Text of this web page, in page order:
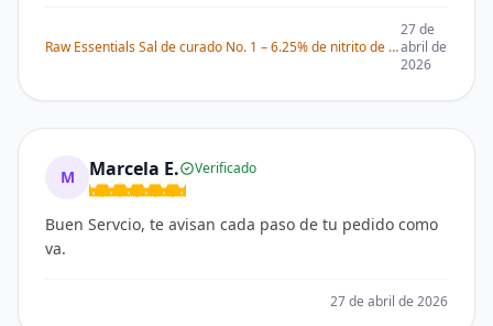
Raw Essentials Sal de curado No. 1 – 6.25% de nitrito de sodio para curar carnes – Ideal para tocino, salchicha, cecina, jamón y carne en conserva
27 de
abril de
2026
M Marcela E. Verificado
Buen Servcio, te avisan cada paso de tu pedido como
va.
27 de abril de 2026